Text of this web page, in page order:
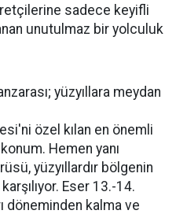
sadece keyifli
unutulmaz bir yolculuk
yüzyıllara meydan
özel kılan en önemli
Hemen yanı
yüzyıllardır bölgenin
Eser 13.-14.
döneminden kalma ve